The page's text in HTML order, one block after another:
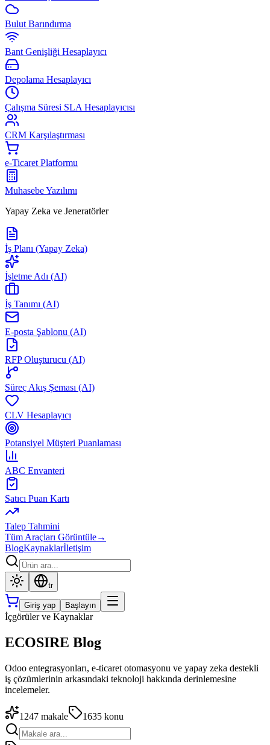
Bulut Barındırma
Bant Genişliği Hesaplayıcı
Depolama Hesaplayıcı
Çalışma Süresi SLA Hesaplayıcısı
CRM Karşılaştırması
e-Ticaret Platformu
Muhasebe Yazılımı
Yapay Zeka ve Jeneratörler
İş Planı (Yapay Zeka)
İşletme Adı (AI)
İş Tanımı (AI)
E-posta Şablonu (AI)
RFP Oluşturucu (AI)
Süreç Akış Şeması (AI)
CLV Hesaplayıcı
Potansiyel Müşteri Puanlaması
ABC Envanteri
Satıcı Puan Kartı
Talep Tahmini
Tüm Araçları Görüntüle→
BlogKaynaklarİletişim
tr
Giriş yap Başlayın
İçgörüler ve Kaynaklar
ECOSIRE Blog
Odoo entegrasyonları, e-ticaret otomasyonu ve yapay zeka destekli
iş çözümlerinin arkasındaki teknoloji hakkında derinlemesine
incelemeler.
1247 makale 1635 konu